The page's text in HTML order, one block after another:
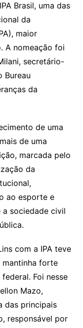
Brasil, uma das
da
maior
A nomeação foi
secretário-
Bureau
da
de uma
de uma
marcada pelo
da
ao esporte e
sociedade civil
com a IPA teve
mantinha forte
Foi nesse
Mazo,
das principais
responsável por